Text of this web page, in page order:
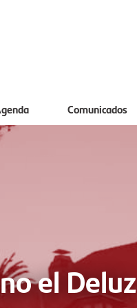
Comunicados
el Deluz